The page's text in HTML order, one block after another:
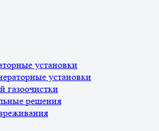
установки
установки
газоочистки
решения